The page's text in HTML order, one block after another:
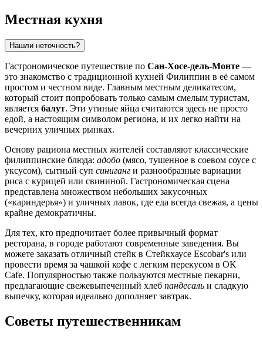
Местная кухня
Нашли неточность?
Гастрономическое путешествие по Сан-Хосе-дель-Монте —
это знакомство с традиционной кухней Филиппин в её самом
простом и честном виде. Главным местным деликатесом,
который стоит попробовать только самым смелым туристам,
является балут. Эти утиные яйца считаются здесь не просто
едой, а настоящим символом региона, и их легко найти на
вечерних уличных рынках.
Основу рациона местных жителей составляют классические
филиппинские блюда: адобо (мясо, тушенное в соевом соусе с
уксусом), сытный суп синиганг и разнообразные вариации
риса с курицей или свининой. Гастрономическая сцена
представлена множеством небольших закусочных
(«кариндерья») и уличных лавок, где еда всегда свежая, а цены
крайне демократичны.
Для тех, кто предпочитает более привычный формат
ресторана, в городе работают современные заведения. Вы
можете заказать отличный стейк в Стейкхаусе Escobar's или
провести время за чашкой кофе с легким перекусом в OK
Cafe. Популярностью также пользуются местные пекарни,
предлагающие свежевыпеченный хлеб пандесаль и сладкую
выпечку, которая идеально дополняет завтрак.
Советы путешественникам